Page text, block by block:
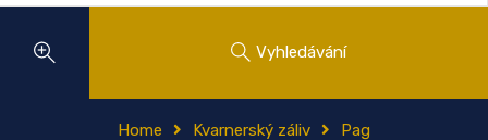
Vyhledávání
Home Kvarnerský záliv Pag